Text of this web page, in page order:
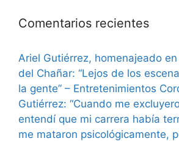
Comentarios recientes
Ariel Gutiérrez, homenajeado
del Chañar: “Lejos de los
la gente” – Entretenimientos
Gutiérrez: “Cuando me
entendí que mi carrera había
me mataron psicológicamente,